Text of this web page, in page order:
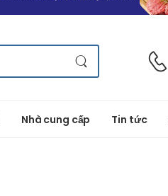
Nhà cung cấp Tin tức